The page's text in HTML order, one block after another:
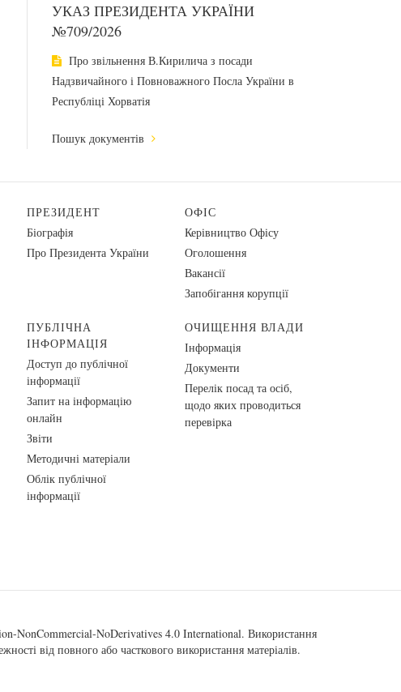
УКАЗ ПРЕЗИДЕНТА УКРАЇНИ
№709/2026
Про звільнення В.Кирилича з посади
Надзвичайного і Повноважного Посла України в
Республіці Хорватія
Пошук документів
ПРЕЗИДЕНТ
Біографія
Про Президента України
ОФІС
Керівництво Офісу
Оголошення
Вакансії
Запобігання корупції
ПУБЛІЧНА
ІНФОРМАЦІЯ
Доступ до публічної
інформації
Запит на інформацію
онлайн
Звіти
Методичні матеріали
Облік публічної
інформації
ОЧИЩЕННЯ ВЛАДИ
Інформація
Документи
Перелік посад та осіб,
щодо яких проводиться
перевірка
NonCommercial-NoDerivatives 4.0 International. Використання
від повного або часткового використання матеріалів.